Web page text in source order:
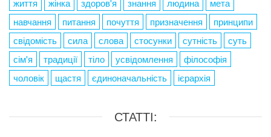
життя
жінка здоров'я знання людина
мета
навчання
питання почуття призначення
принципи
свідомість
сила слова стосунки сутність
суть
сім'я
традиції тіло усвідомлення
філософія
чоловік
щастя єдиноначальність ієрархія
СТАТТІ: